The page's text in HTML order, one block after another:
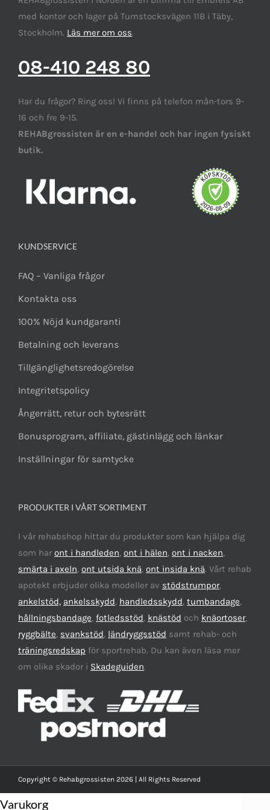
med kontor och lager på Tumstocksvägen 11B i Täby,
Stockholm. Läs mer om oss.
08-410 248 80
Har du frågor? Ring oss! Vi finns på telefon mån-tors 9-
16 och fre 9-15.
REHABgrossisten är en e-handel och har ingen fysiskt
butik.
KUNDSERVICE
FAQ – Vanliga frågor
Kontakta oss
100% Nöjd kundgaranti
Betalning och leverans
Tillgänglighetsredogörelse
Integritetspolicy
Ångerrätt, retur och bytesrätt
Bonusprogram, affiliate, gästinlägg och länkar
Inställningar för samtycke
PRODUKTER I VÅRT SORTIMENT
I vår rehabshop hittar du produkter som kan hjälpa dig
som haront i handleden, ont i hälen, ont i nacken,
smärta i axeln, ont utsida knä, ont insida knä. Vårt rehab
apotekt erbjuder olika modeller av stödstrumpor,
ankelstöd, ankelsskydd, handledsskydd, tumbandage,
hållningsbandage, fotledsstöd, knästöd och knäortoser,
ryggbälte, svankstöd, ländryggsstöd samt rehab- och
träningsredskap för sportrehab. Du kan även läsa mer
om olika skador i Skadeguiden.
Copyright © Rehabgrossisten 2026 | All Rights Reserved
Varukorg